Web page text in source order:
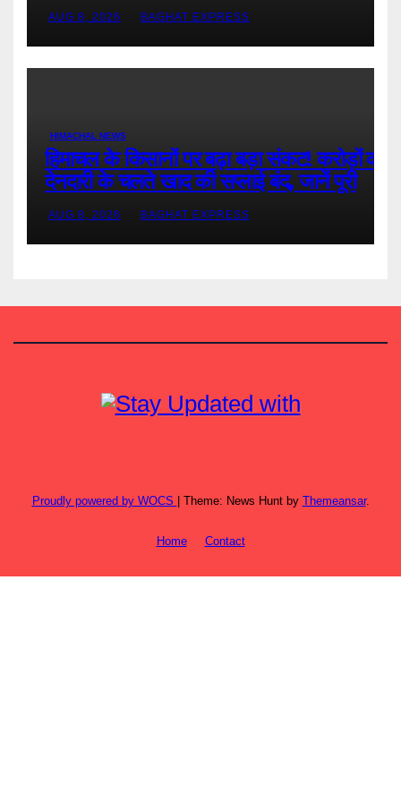
AUG 8, 2026 BAGHAT EXPRESS
HIMACHAL NEWS
हिमाचल के किसानों पर बढ़ा बड़ा संकट! करोड़ों की
देनदारी के चलते खाद की सप्लाई बंद, जानें पूरी
AUG 8, 2026 BAGHAT EXPRESS
Proudly powered by WOCS Theme: News Hunt by Themeansar.
Home Contact